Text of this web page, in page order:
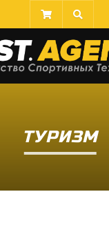
ТУРИЗМ